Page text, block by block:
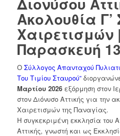
Ακολουθία Γ’
Χαιρετισμών |
Παρασκευή
Ο Σύλλογος Απανταχού
Του Τιμίου Σταυρού”
Μαρτίου 2026εξόρμηση στον
στον Διόνυσο Αττικής για την
Χαιρετισμών της Παναγίας.
Η συγκεκριμένη εκκλησία του
Αττικής, γνωστή και ως